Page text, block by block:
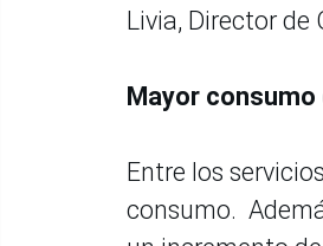
Livia, Director
Mayor
Entre los
consumo.